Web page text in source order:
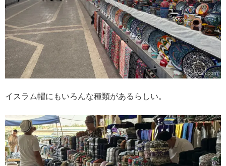
イスラム帽にもいろんな種類があるらしい。